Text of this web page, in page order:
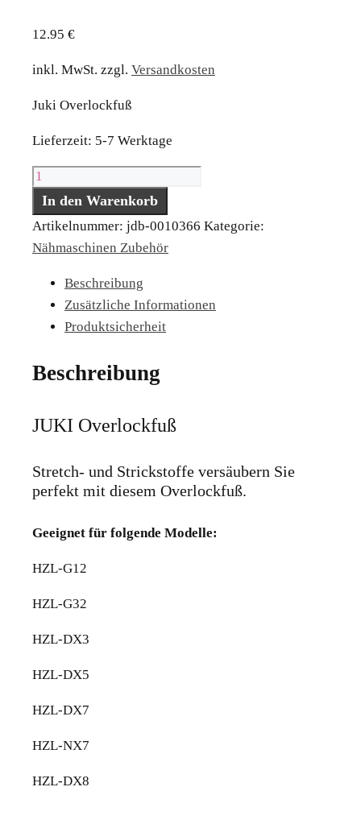
12.95 €
inkl. MwSt. zzgl. Versandkosten
Juki Overlockfuß
Lieferzeit: 5-7 Werktage
JUKI
Overlockfuß
Menge
In den Warenkorb
Artikelnummer: jdb-0010366 Kategorie:
Nähmaschinen Zubehör
Beschreibung
Zusätzliche Informationen
Produktsicherheit
Beschreibung
JUKI Overlockfuß
Stretch- und Strickstoffe versäubern Sie
perfekt mit diesem Overlockfuß.
Geeignet für folgende Modelle:
HZL-G12
HZL-G32
HZL-DX3
HZL-DX5
HZL-DX7
HZL-NX7
HZL-DX8